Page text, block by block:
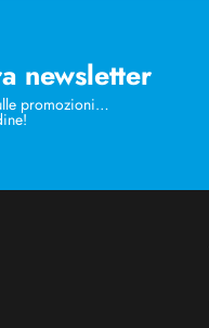
newsletter
promozioni…